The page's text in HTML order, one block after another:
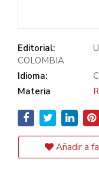
Editorial:
COLOMBIA
Idioma:
Materia
Añadir a